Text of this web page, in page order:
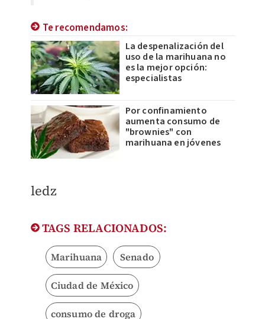
Te recomendamos:
La despenalización del
uso de la marihuana no
es la mejor opción:
especialistas
Por confinamiento
aumenta consumo de
"brownies" con
marihuana en jóvenes
ledz
TAGS RELACIONADOS:
Marihuana Senado
Ciudad de México
consumo de droga